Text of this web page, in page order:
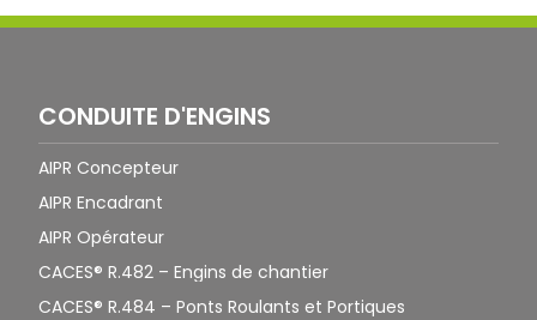
CONDUITE D'ENGINS
AIPR Concepteur
AIPR Encadrant
AIPR Opérateur
CACES® R.482 – Engins de chantier
CACES® R.484 – Ponts Roulants et Portiques